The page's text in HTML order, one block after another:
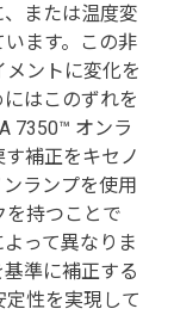
または温度変
ます。この非
ントに変化を
はこのずれを
7350™ オンラ
補正をキセノ
ランプを使用
を持つことで
って異なりま
準に補正する
性を実現して